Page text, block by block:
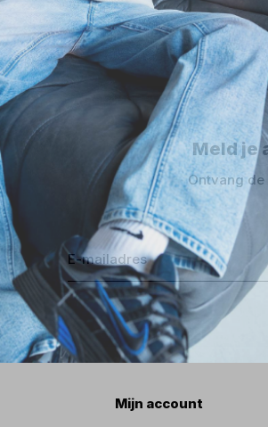
Meld je
Ontvang
Mijn account